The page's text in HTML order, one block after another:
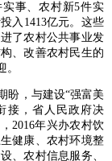
事、农村新5件实
入1413亿元。这些
了农村公共事业发
、改善农村民生的
，与建设“强富美
接，省人民政府决
2016年兴办农村饮
健康、农村环境整
、农村信息服务、